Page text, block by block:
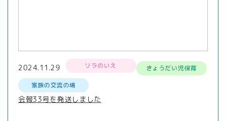
2024.11.29 リラのいえ
きょうだい児保育
家族の交流の場
会報33号を発送しました